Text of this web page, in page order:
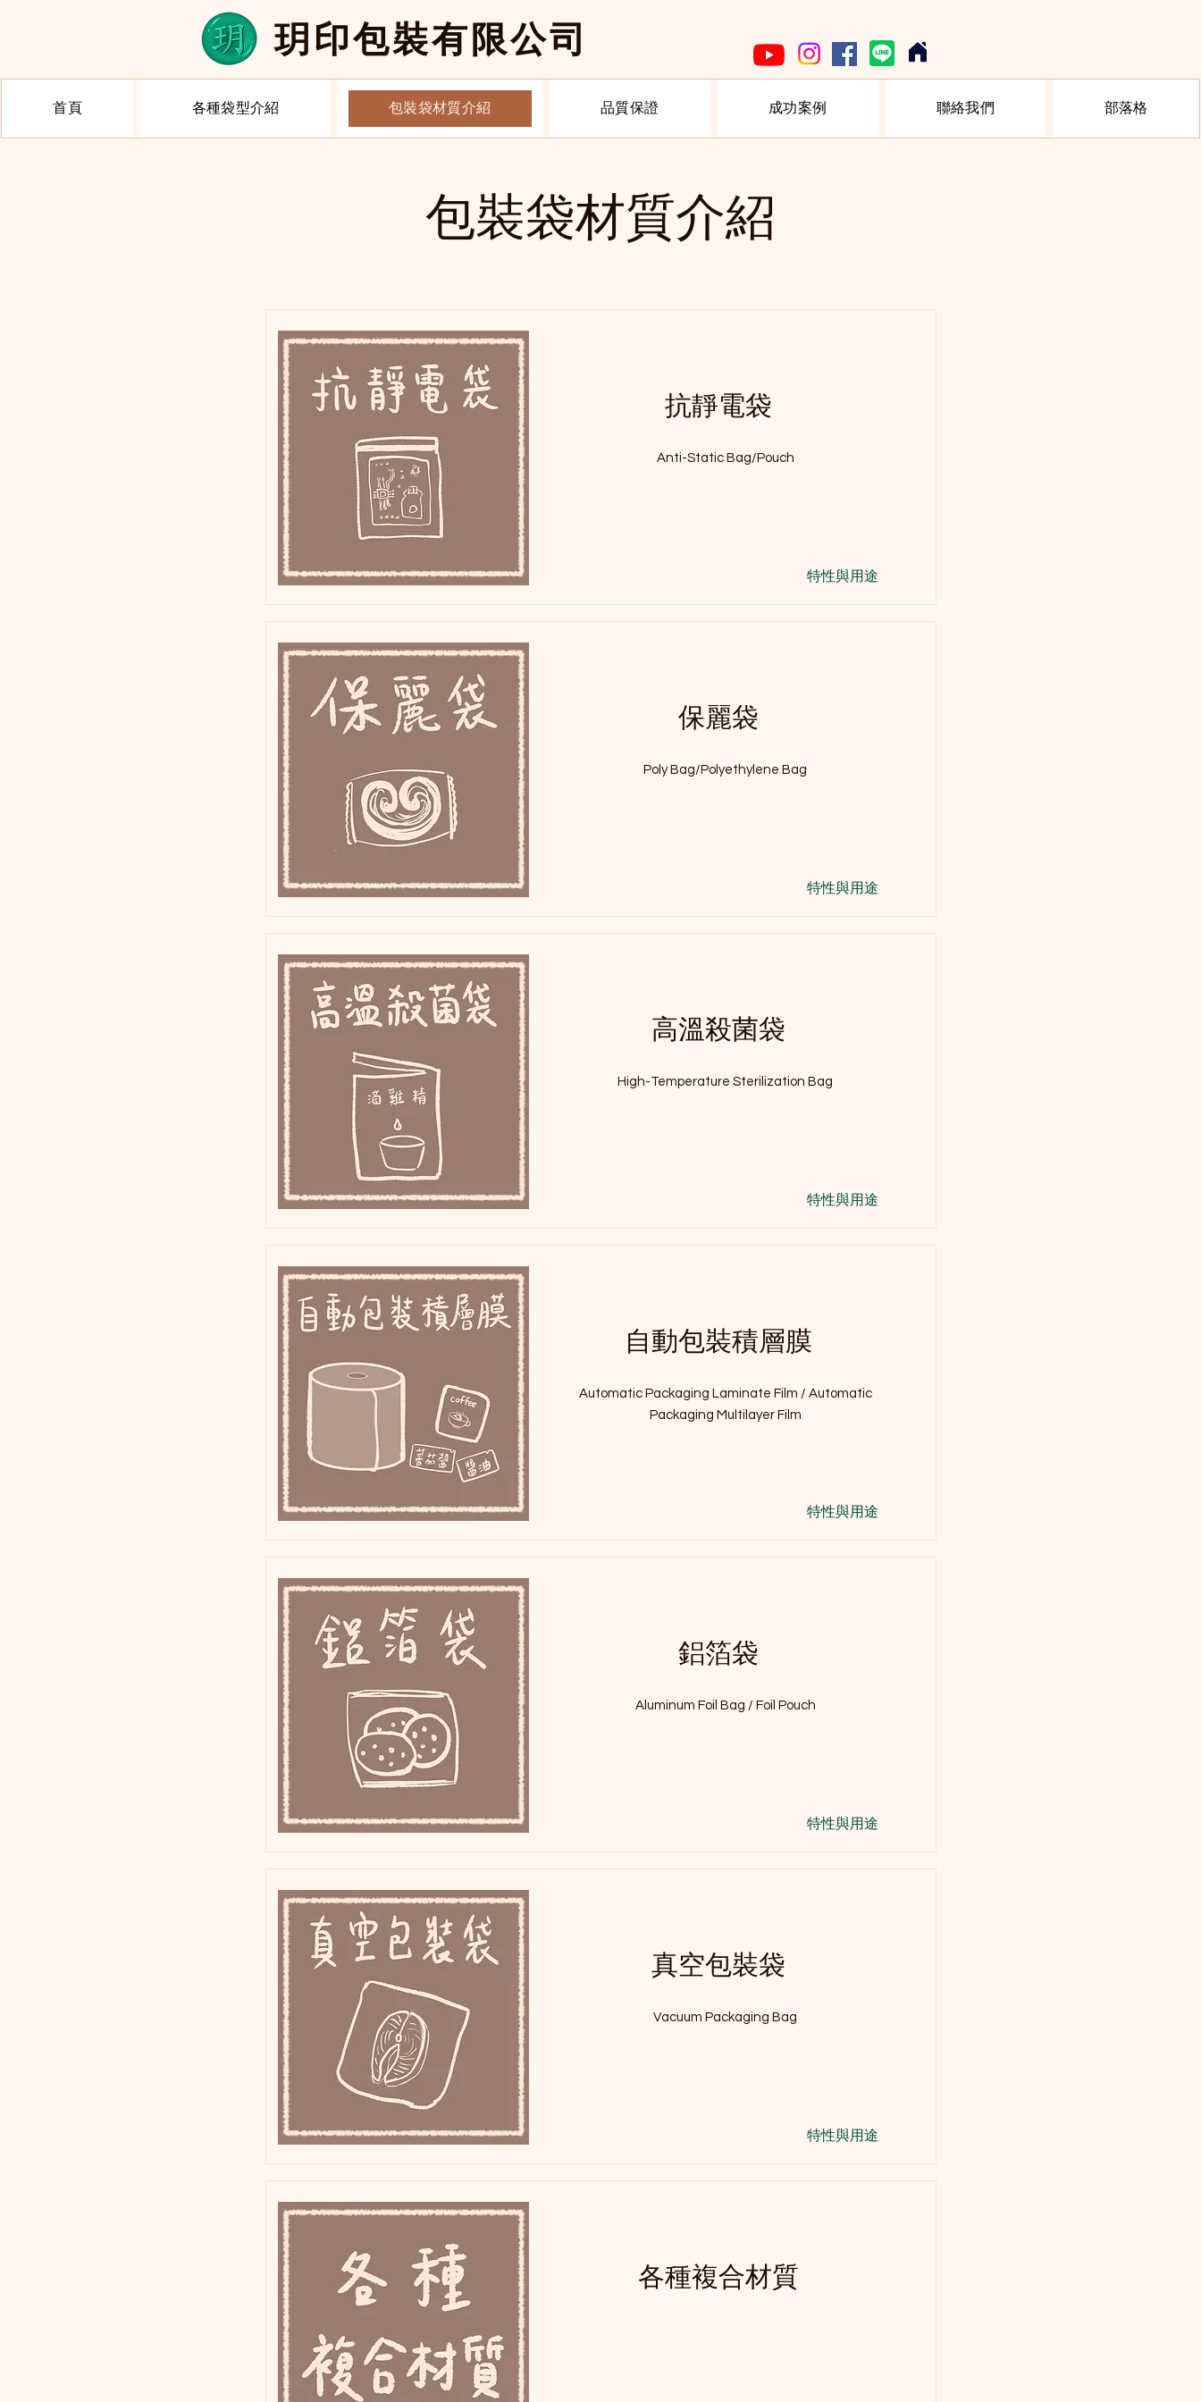
​玥印包裝有限公司
首頁 各種袋型介紹 包裝袋材質介紹 品質保證 成功案例 聯絡我們 部落格
包裝袋材質介紹
抗靜電袋
Anti-Static Bag/Pouch
特性與用途
保麗袋
Poly Bag/Polyethylene Bag
特性與用途
高溫殺菌袋
High-Temperature Sterilization Bag
特性與用途
自動包裝積層膜
Automatic Packaging Laminate Film / Automatic
Packaging Multilayer Film
特性與用途
鋁箔袋
Aluminum Foil Bag / Foil Pouch
特性與用途
真空包裝袋
Vacuum Packaging Bag
特性與用途
各種複合材質